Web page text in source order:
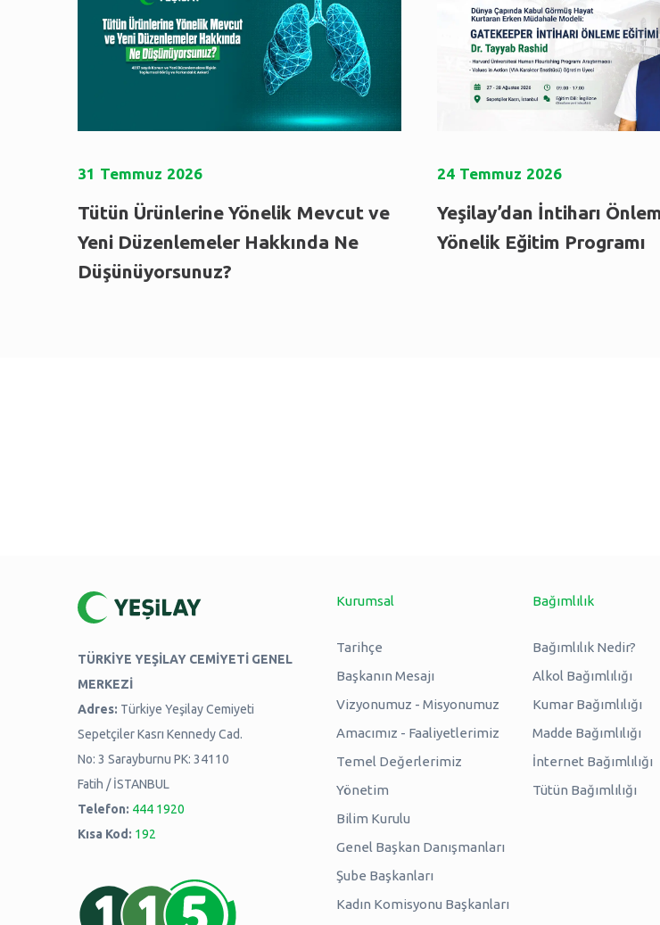
31 Temmuz 2026
Tütün Ürünlerine Yönelik Mevcut ve
Yeni Düzenlemeler Hakkında Ne
Düşünüyorsunuz?
24 Temmuz 2026
Yeşilay’dan İntiharı
Yönelik Eğitim Programı
TÜRKİYE YEŞİLAY CEMİYETİ GENEL
MERKEZİ
Adres: Türkiye Yeşilay Cemiyeti
Sepetçiler Kasrı Kennedy Cad.
No: 3 Sarayburnu PK: 34110
Fatih / İSTANBUL
Telefon: 444 1920
Kısa Kod: 192
Kurumsal
Tarihçe
Başkanın Mesajı
Vizyonumuz - Misyonumuz
Amacımız - Faaliyetlerimiz
Temel Değerlerimiz
Yönetim
Bilim Kurulu
Genel Başkan Danışmanları
Şube Başkanları
Kadın Komisyonu Başkanları
Bağımlılık
Bağımlılık Nedir?
Alkol Bağımlılığı
Kumar Bağımlılığı
Madde Bağımlılığı
İnternet Bağımlılığı
Tütün Bağımlılığı